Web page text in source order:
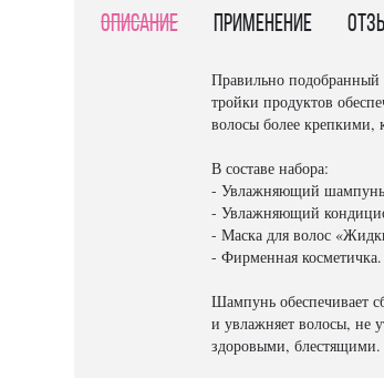
Описание Применение
Правильно подобранный
тройки продуктов
волосы более
В составе набора:
- Увлажняющий
- Увлажняющий
- Маска для волос
- Фирменная косметичка.
Шампунь обеспечивает
и увлажняет волосы, не
здоровыми, блестящими.